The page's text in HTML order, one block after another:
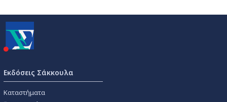
Εκδόσεις Σάκκουλα
Καταστήματα